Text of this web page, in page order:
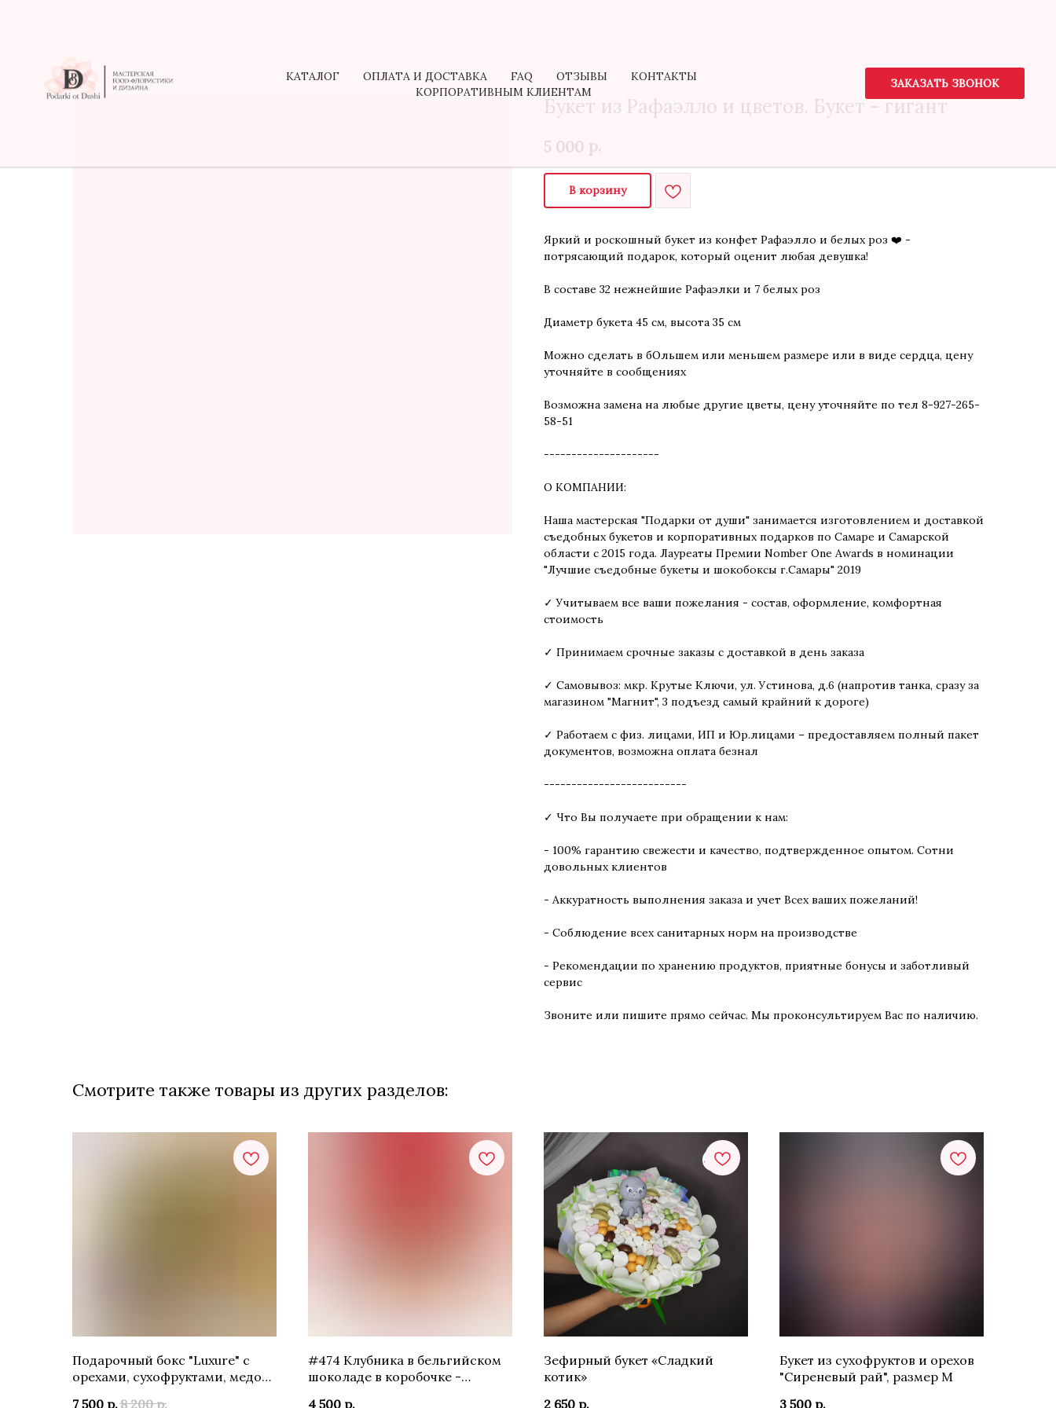
КАТАЛОГ ОПЛАТА И ДОСТАВКА FAQ ОТЗЫВЫ
КОНТАКТЫ
КОРПОРАТИВНЫМ КЛИЕНТАМ
ЗАКАЗАТЬ ЗВОНОК
Букет из Рафаэлло и цветов. Букет - гигант
5 000 р.
В корзину
Яркий и роскошный букет из конфет Рафаэлло и белых роз ❤️ -
потрясающий подарок, который оценит любая девушка!
В составе 32 нежнейшие Рафаэлки и 7 белых роз
Диаметр букета 45 см, высота 35 см
Можно сделать в бОльшем или меньшем размере или в виде сердца, цену
уточняйте в сообщениях
Возможна замена на любые другие цветы, цену уточняйте по тел 8-927-265-
58-51
---------------------
О КОМПАНИИ:
Наша мастерская "Подарки от души" занимается изготовлением и доставкой
съедобных букетов и корпоративных подарков по Самаре и Самарской
области с 2015 года. Лауреаты Премии Nomber One Awards в номинации
"Лучшие съедобные букеты и шокобоксы г.Самары" 2019
✓ Учитываем все ваши пожелания - состав, оформление, комфортная
стоимость
✓ Принимаем срочные заказы с доставкой в день заказа
✓ Самовывоз: мкр. Крутые Ключи, ул. Устинова, д.6 (напротив танка, сразу за
магазином "Магнит", 3 подъезд самый крайний к дороге)
✓ Работаем с физ. лицами, ИП и Юр.лицами – предоставляем полный пакет
документов, возможна оплата безнал
--------------------------
✓ Что Вы получаете при обращении к нам:
- 100% гарантию свежести и качество, подтвержденное опытом. Сотни
довольных клиентов
- Аккуратность выполнения заказа и учет Всех ваших пожеланий!
- Соблюдение всех санитарных норм на производстве
- Рекомендации по хранению продуктов, приятные бонусы и заботливый
сервис
Звоните или пишите прямо сейчас. Мы проконсультируем Вас по наличию.
Смотрите также товары из других разделов:
Подарочный бокс "Luxure" с
орехами, сухофруктами, медом,
7 500 р.8 200 р.
#474 Клубника в бельгийском
шоколаде в коробочке -
4 500 р.
Зефирный букет «Сладкий
котик»
2 650 р.
Букет из сухофруктов и орехов
"Сиреневый рай", размер М
3 500 р.